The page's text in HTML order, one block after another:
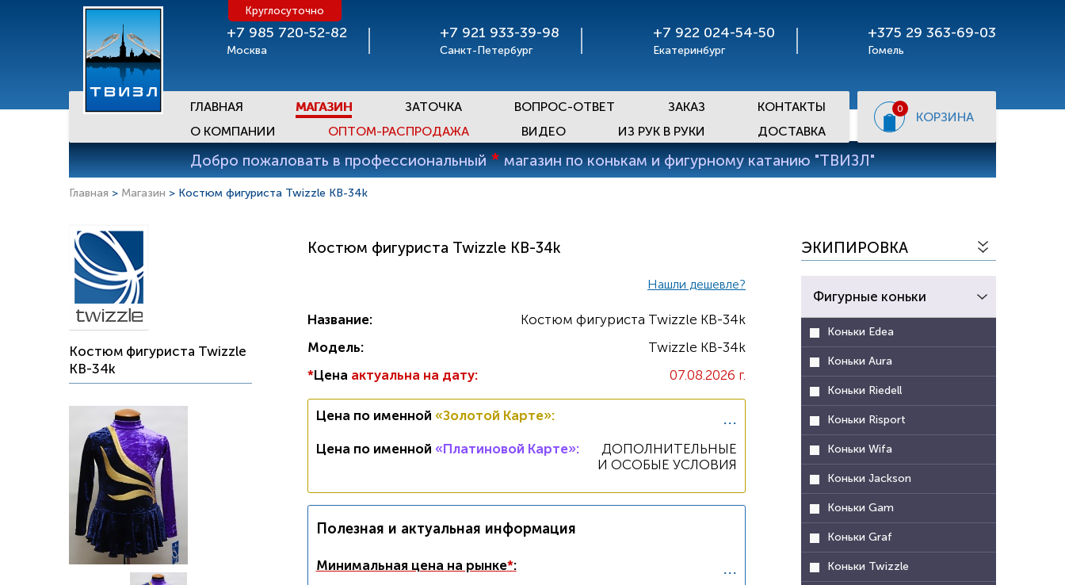
+7 985 720-52-82
Москва
Круглосуточно
+7 921 933-39-98
Санкт-Петербург
+7 922 024-54-50
Екатеринбург
+375 29 363-69-03
Гомель
ГЛАВНАЯ МАГАЗИН ЗАТОЧКА ВОПРОС-ОТВЕТ ЗАКАЗ
КОНТАКТЫ
О КОМПАНИИ
ОПТОМ-РАСПРОДАЖА ВИДЕО ИЗ РУК В РУКИ ДОСТАВКА
0
КОРЗИНА
Добро пожаловать в профессиональный * магазин по конькам и фигурному катанию "ТВИЗЛ"
Главная > Магазин > Костюм фигуриста Twizzle KB-34k
Костюм фигуриста Twizzle
KB-34k
Костюм фигуриста Twizzle KB-34k
Нашли дешевле?
Название:
Костюм фигуриста Twizzle KB-34k
Модель:
Twizzle KB-34k
*Цена актуальна на дату: 07.08.2026 г.
Цена по именной «Золотой Карте»: ...
Цена по именной «Платиновой Карте»:
ДОПОЛНИТЕЛЬНЫЕ
И ОСОБЫЕ УСЛОВИЯ
Полезная и актуальная информация
Минимальная цена на рынке*: ...
ЭКИПИРОВКА
Фигурные коньки
Коньки Edea
Коньки Aura
Коньки Riedell
Коньки Risport
Коньки Wifa
Коньки Jackson
Коньки Gam
Коньки Graf
Коньки Twizzle